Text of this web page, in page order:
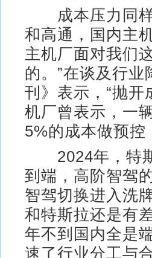
成本压力同样
和高通，国内主
主机厂面对我们
的。”在谈及行
刊》表示，“抛
机厂曾表示，一
5%的成本做预控
2024年，特斯
到端，高阶智驾
智驾切换进入洗
和特斯拉还是有
年不到国内全是
速了行业分工与